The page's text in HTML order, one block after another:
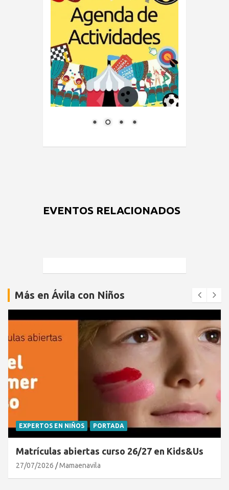
EVENTOS RELACIONADOS
Más en Ávila con Niños
EXPERTOS EN NIÑOS PORTADA
Matrículas abiertas curso 26/27 en Kids&Us
27/07/2026 Mamaenavila